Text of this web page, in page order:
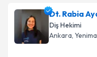
Dt. Rabia
Diş Hekimi
Ankara,